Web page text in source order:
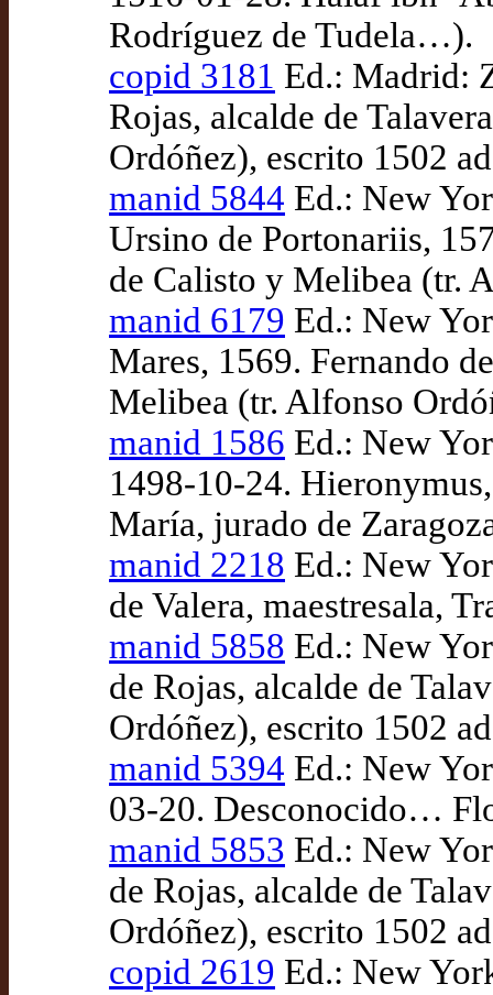
Rodríguez de Tudela…).
copid 3181 Ed.: Madrid:
Rojas, alcalde de
Ordóñez), escrito 1502
manid 5844 Ed.: New
Ursino de Portonariis,
de Calisto y Melibea (tr.
manid 6179 Ed.: New
Mares, 1569. Fernando
Melibea (tr. Alfonso
manid 1586 Ed.: New
1498-10-24.
María, jurado de
manid 2218 Ed.: New
de Valera, maestresala,
manid 5858 Ed.: New
de Rojas, alcalde de
Ordóñez), escrito 1502
manid 5394 Ed.: New
03-20. Desconocido…
manid 5853 Ed.: New
de Rojas, alcalde de
Ordóñez), escrito 1502
copid 2619 Ed.: New